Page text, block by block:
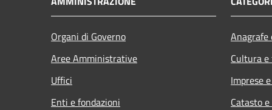
Organi di Governo
Aree Amministrative
Uffici
Enti e fondazioni
Cultura
Imprese
Catasto